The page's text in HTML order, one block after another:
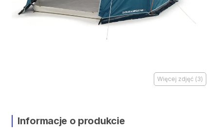
Więcej zdjęć (3)
Informacje o produkcie